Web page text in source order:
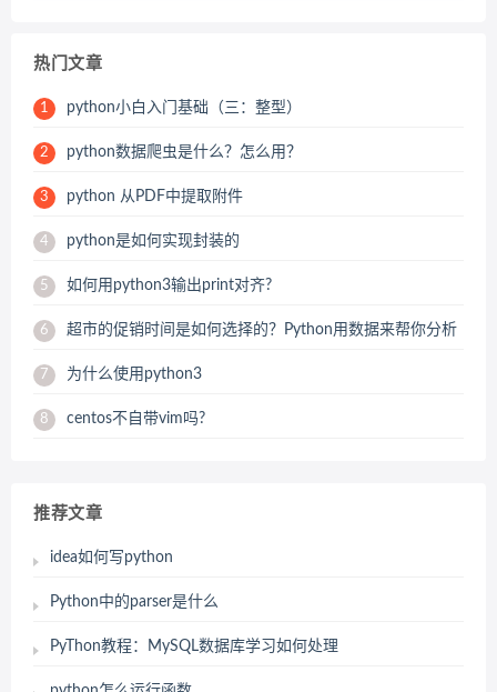
热门文章
1 python小白入门基础（三：整型）
2 python数据爬虫是什么？怎么用？
3 python 从PDF中提取附件
4 python是如何实现封装的
5 如何用python3输出print对齐?
6 超市的促销时间是如何选择的？Python用数据来帮你分析
7 为什么使用python3
8 centos不自带vim吗?
推荐文章
idea如何写python
Python中的parser是什么
PyThon教程：MySQL数据库学习如何处理